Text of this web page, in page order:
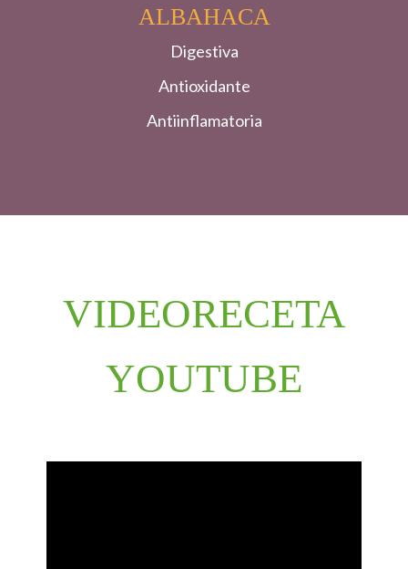
ALBAHACA
Digestiva
Antioxidante
Antiinflamatoria
VIDEORECETA
YOUTUBE